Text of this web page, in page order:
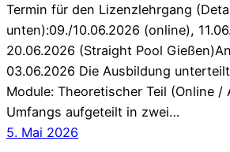
Termin für den Lizenzlehrgang
unten):09./10.06.2026 (online),
20.06.2026 (Straight Pool
03.06.2026 Die Ausbildung
Module: Theoretischer Teil (Online /
Umfangs aufgeteilt in zwei…
5. Mai 2026